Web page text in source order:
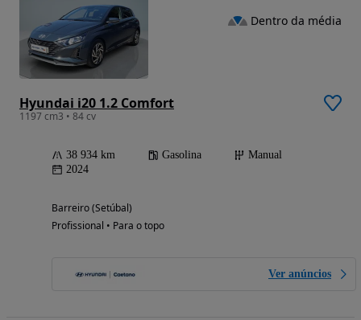
Hyundai i20 1.2 Comfort
1197 cm3 • 84 cv
38 934 km Gasolina
Manual
2024
Barreiro (Setúbal)
Profissional • Para o topo
Ver anúncios
Dentro da média